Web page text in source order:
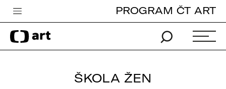
Česká televize
Zpravodajství
PROGRAM ČT ART
ŠKOLA ŽEN